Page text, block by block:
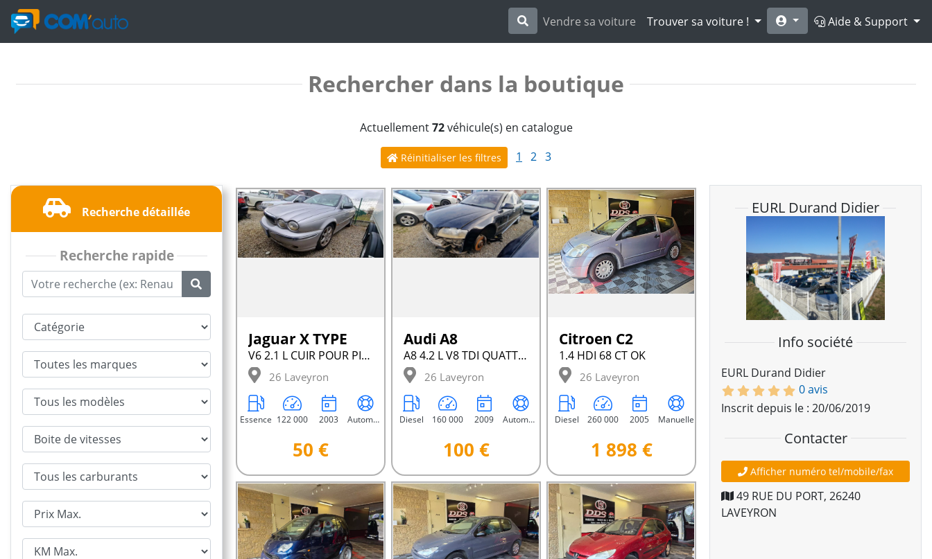
Vendre sa voiture Trouver sa voiture ! Aide & Support
Rechercher dans la boutique
Actuellement72véhicule(s) en catalogue
Réinitialiser les filtres 1 2 3
Recherche détaillée
Recherche rapide
Jaguar X TYPE
V6 2.1 L CUIR POUR PIECES 154 CV
26 Laveyron
Essence 122 000 2003 Automatique
50 €
Audi A8
A8 4.2 L V8 TDI QUATTRO 227 CV POUR PIECES
26 Laveyron
Diesel 160 000 2009 Automatique
100 €
Citroen C2
1.4 HDI 68 CT OK
26 Laveyron
Diesel 260 000 2005 Manuelle
1 898 €
EURL Durand Didier
Info société
EURL Durand Didier
0 avis
Inscrit depuis le : 20/06/2019
Contacter
Afficher numéro tel/mobile/fax
49 RUE DU PORT, 26240
LAVEYRON